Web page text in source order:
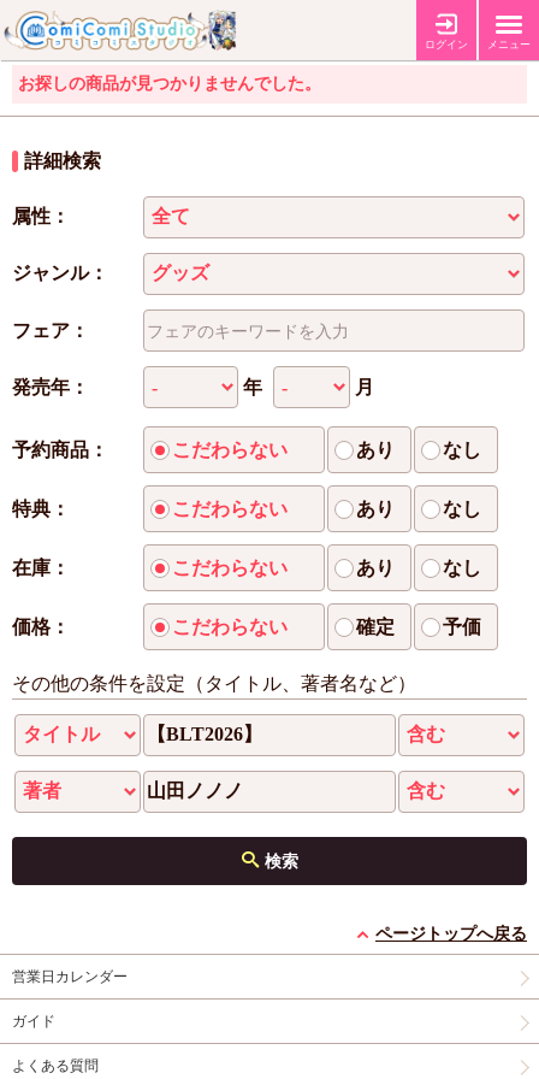
ログイン メニュー
お探しの商品が見つかりませんでした。
詳細検索
属性：
ジャンル：
フェア：
発売年： 年 月
予約商品： こだわらない あり なし
特典： こだわらない あり なし
在庫： こだわらない あり なし
価格： こだわらない 確定 予価
その他の条件を設定（タイトル、著者名など）
検索
ページトップへ戻る
営業日カレンダー
ガイド
よくある質問